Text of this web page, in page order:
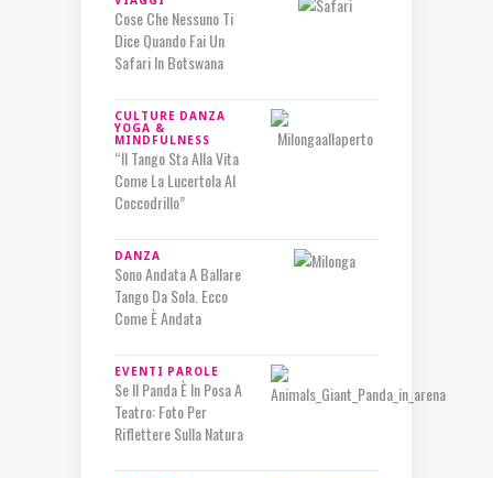
Cose Che Nessuno Ti
Dice Quando Fai Un
Safari In Botswana
CULTURE DANZA
YOGA &
MINDFULNESS
“Il Tango Sta Alla Vita
Come La Lucertola Al
Coccodrillo”
DANZA
Sono Andata A Ballare
Tango Da Sola. Ecco
Come È Andata
EVENTI PAROLE
Se Il Panda È In Posa A
Teatro: Foto Per
Riflettere Sulla Natura